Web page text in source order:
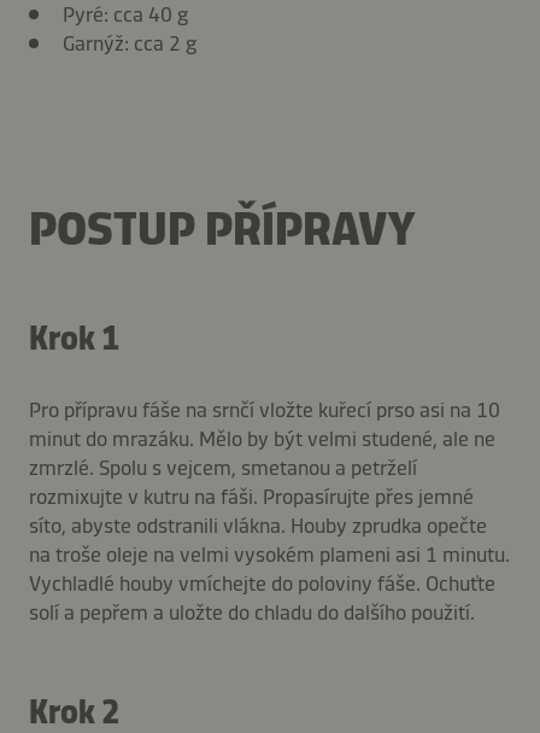
Pyré: cca 40 g
Garnýž: cca 2 g
POSTUP PŘÍPRAVY
Krok 1
Pro přípravu fáše na srnčí vložte kuřecí prso asi na 10
minut do mrazáku. Mělo by být velmi studené, ale ne
zmrzlé. Spolu s vejcem, smetanou a petrželí
rozmixujte v kutru na fáši. Propasírujte přes jemné
síto, abyste odstranili vlákna. Houby zprudka opečte
na troše oleje na velmi vysokém plameni asi 1 minutu.
Vychladlé houby vmíchejte do poloviny fáše. Ochuťte
solí a pepřem a uložte do chladu do dalšího použití.
Krok 2